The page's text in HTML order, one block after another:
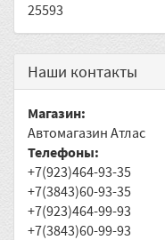
25593
Наши контакты
Магазин:
Автомагазин Атлас
Телефоны:
+7(923)464-93-35
+7(3843)60-93-35
+7(923)464-99-93
+7(3843)60-99-93